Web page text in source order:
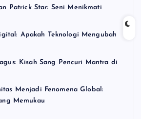
Patrick Star: Seni Menikmati
Apakah Teknologi Mengubah
Kisah Sang Pencuri Mantra di
Menjadi Fenomena Global:
Memukau